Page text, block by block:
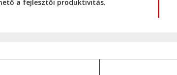
a fejlesztői produktivitás.